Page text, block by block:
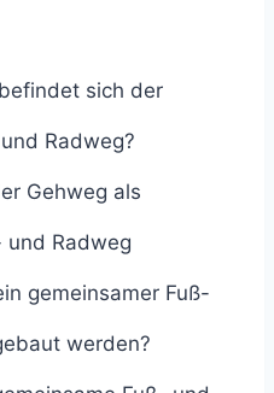
sich der
Radweg?
Gehweg als
und Radweg
gemeinsamer Fuß-
werden?